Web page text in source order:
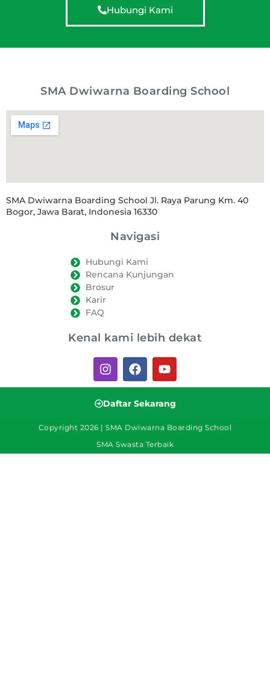
Hubungi Kami
SMA Dwiwarna Boarding School
SMA Dwiwarna Boarding School Jl. Raya Parung Km. 40
Bogor, Jawa Barat, Indonesia 16330
Navigasi
Hubungi Kami
Rencana Kunjungan
Brosur
Karir
FAQ
Kenal kami lebih dekat
Daftar Sekarang
Copyright 2026 | SMA Dwiwarna Boarding School
SMA Swasta Terbaik